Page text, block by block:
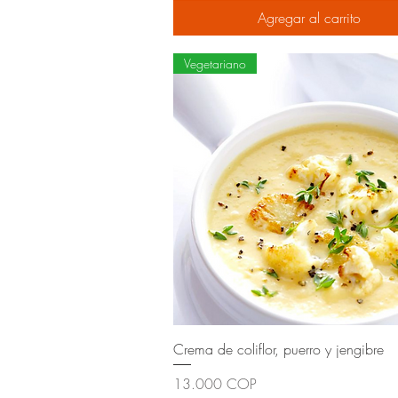
Agregar al carrito
Vegetariano
Crema de coliflor, puerro y jengibre
Precio
13.000 COP